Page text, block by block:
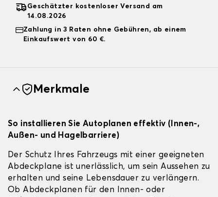
Geschätzter kostenloser Versand am
14.08.2026
Zahlung in 3 Raten ohne Gebühren, ab einem
Einkaufswert von 60 €.
Merkmale
So installieren Sie Autoplanen effektiv (Innen-,
Außen- und Hagelbarriere)
Der Schutz Ihres Fahrzeugs mit einer geeigneten
Abdeckplane ist unerlässlich, um sein Aussehen zu
erhalten und seine Lebensdauer zu verlängern.
Ob Abdeckplanen für den Innen- oder